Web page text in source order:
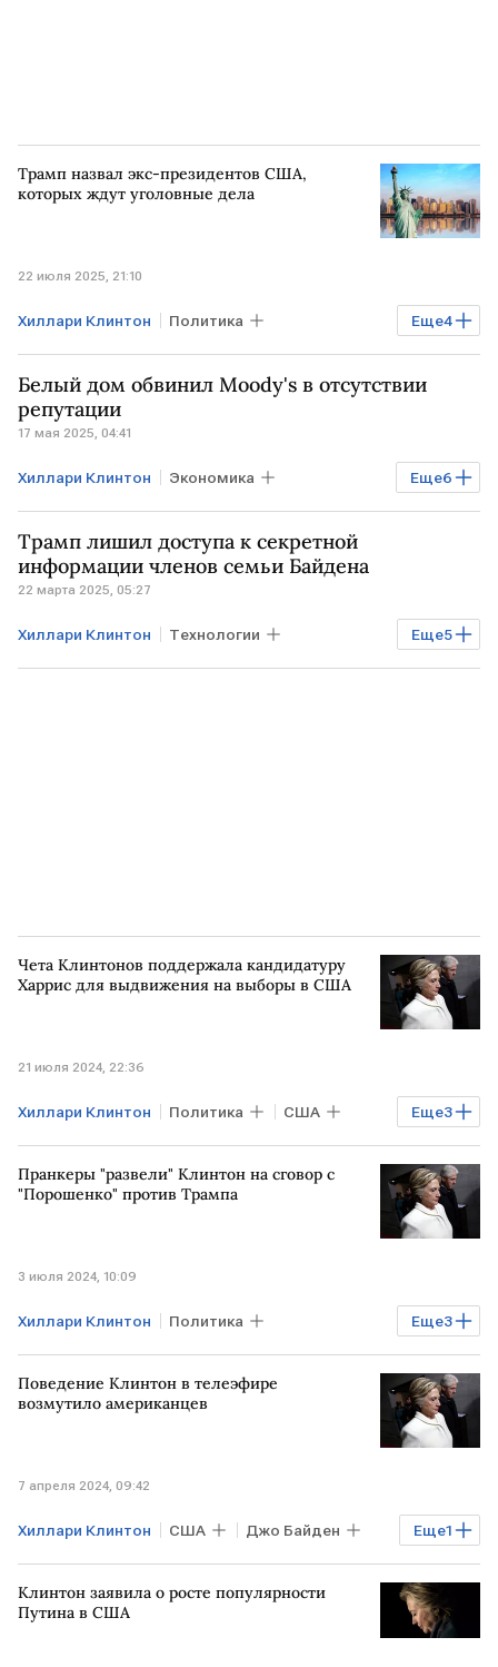
Трамп назвал экс-президентов США,
которых ждут уголовные дела
22 июля 2025, 21:10
Еще4
Хиллари Клинтон Политика
Дональд Трамп Барак Обама
Джо Байден уголовное дело
Белый дом обвинил Moody's в отсутствии
репутации
17 мая 2025, 04:41
Еще6
Хиллари Клинтон Экономика
Мировая экономика Финансы
США Дональд Трамп
Барак Обама
Трамп лишил доступа к секретной
информации членов семьи Байдена
22 марта 2025, 05:27
Еще5
Хиллари Клинтон Технологии
Общество Экономика США
Чета Клинтонов поддержала кандидатуру
Харрис для выдвижения на выборы в США
21 июля 2024, 22:36
Еще3
Хиллари Клинтон Политика США
Билл Клинтон выборы в США
Камала Харрис
Пранкеры "развели" Клинтон на сговор с
"Порошенко" против Трампа
3 июля 2024, 10:09
Еще3
Хиллари Клинтон Политика
Дональд Трамп Джо Байден
Вован и Лексус
Поведение Клинтон в телеэфире
возмутило американцев
7 апреля 2024, 09:42
Еще1
Хиллари Клинтон США Джо Байден
Дональд Трамп
Клинтон заявила о росте популярности
Путина в США